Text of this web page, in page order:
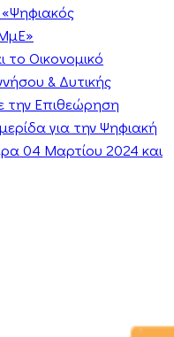
το Οικονομικό
& Δυτικής
την Επιθεώρηση
για την Ψηφιακή
04 Μαρτίου 2024 και